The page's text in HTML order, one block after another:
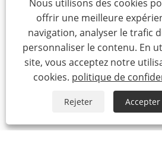
Nous utilisons des cookies
offrir une meilleure
navigation, analyser le trafic
personnaliser le contenu. En
site, vous acceptez notre
cookies. politique de
Rejeter Accepter